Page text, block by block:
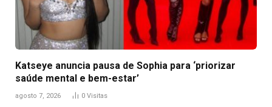
Katseye anuncia pausa de Sophia para ‘priorizar
saúde mental e bem-estar’
agosto 7, 2026 0 Visitas